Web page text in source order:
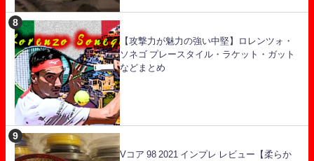
【攻撃力が魅力の強い中堅】ロレンツォ・
ソネゴ プレースタイル・ラケット・ガット
などまとめ
Vコア 98 2021 インプレ レビュー【柔らか